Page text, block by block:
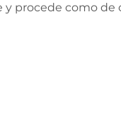
procede como de